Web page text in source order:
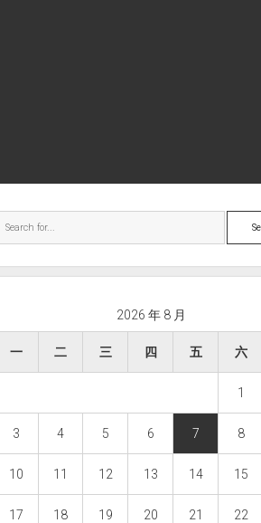
Search
2026 年 8 月
一 二 三 四 五 六
1
3 4 5 6 7 8
10 11 12 13 14 15
17 18 19 20 21 22